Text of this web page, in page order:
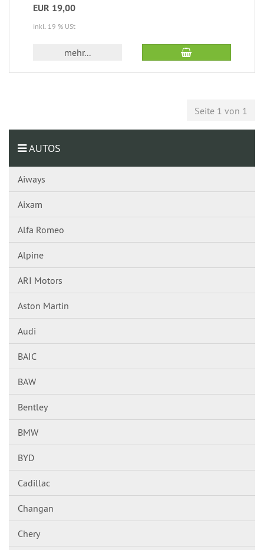
EUR 19,00
inkl. 19 % USt
mehr...
Seite 1 von 1
AUTOS
Aiways
Aixam
Alfa Romeo
Alpine
ARI Motors
Aston Martin
Audi
BAIC
BAW
Bentley
BMW
BYD
Cadillac
Changan
Chery